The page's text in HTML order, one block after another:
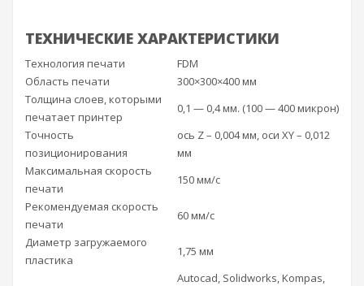
ТЕХНИЧЕСКИЕ ХАРАКТЕРИСТИКИ
Технология печати
FDM
Область печати
300×300×400 мм
Толщина слоев, которыми
печатает принтер
0,1 — 0,4 мм. (100 — 400 микрон)
Точность
позиционирования
ось Z – 0,004 мм, оси XY – 0,012
мм
Максимальная скорость
печати
150 мм/с
Рекомендуемая скорость
печати
60 мм/с
Диаметр загружаемого
пластика
1,75 мм
Autocad, Solidworks, Kompas,